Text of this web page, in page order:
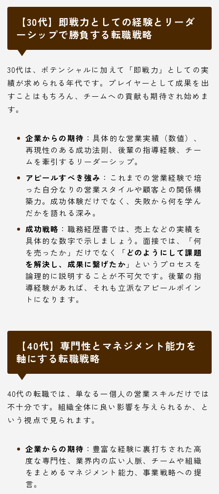
【30代】即戦力としての経験とリーダ
ーシップで勝負する転職戦略
30代は、ポテンシャルに加えて「即戦力」としての実
績が求められる年代です。プレイヤーとして成果を出
すことはもちろん、チームへの貢献も期待され始めま
す。
企業からの期待 ：具体的な営業実績（数値）、
再現性のある成功法則、後輩の指導経験、チー
ムを牽引するリーダーシップ。
アピールすべき強み ：これまでの営業経験で培
った自分なりの営業スタイルや顧客との関係構
築力。成功体験だけでなく、失敗から何を学ん
だかを語れる深み。
成功戦略 ：職務経歴書では、売上などの実績を
具体的な数字で示しましょう。面接では、「何
を売ったか」だけでなく「 どのようにして課題
を解決し、成果に繋げたか 」というプロセスを
論理的に説明することが不可欠です。後輩の指
導経験があれば、それも立派なアピールポイン
トになります。
【40代】専門性とマネジメント能力を
軸にする転職戦略
40代の転職では、単なる一個人の営業スキルだけでは
不十分です。組織全体に良い影響を与えられるか、と
いう視点で見られます。
企業からの期待 ：豊富な経験に裏打ちされた高
度な専門性、業界内の広い人脈、チームや組織
をまとめるマネジメント能力、事業戦略への提
言。